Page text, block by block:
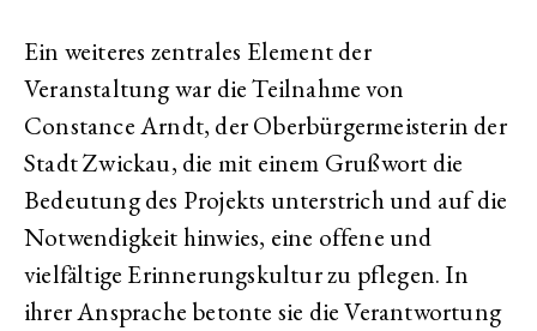
Ein weiteres zentrales Element der
Veranstaltung war die Teilnahme von
Constance Arndt, der Oberbürgermeisterin der
Stadt Zwickau, die mit einem Grußwort die
Bedeutung des Projekts unterstrich und auf die
Notwendigkeit hinwies, eine offene und
vielfältige Erinnerungskultur zu pflegen. In
ihrer Ansprache betonte sie die Verantwortung